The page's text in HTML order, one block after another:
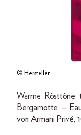
© Hersteller
Warme Rösttöne
Bergamotte –
von Armani Privé,